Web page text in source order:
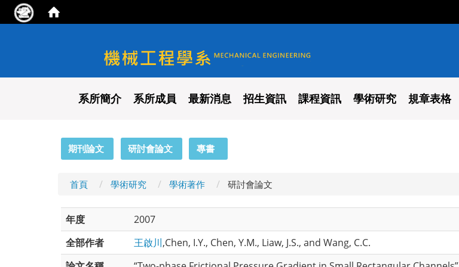
國立陽明交通大學 機械工程學系
系所簡介 系所成員 最新消息 招生資訊 課程資訊 學術研究 規章表格
期刊論文 研討會論文 專書
首頁 學術研究 學術著作 研討會論文
年度
2007
全部作者
王啟川,Chen, I.Y., Chen, Y.M., Liaw, J.S., and Wang, C.C.